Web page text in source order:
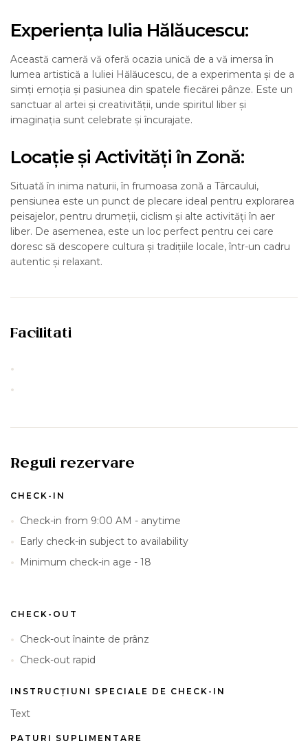
Experiența Iulia Hălăucescu:
Această cameră vă oferă ocazia unică de a vă imersa în
lumea artistică a Iuliei Hălăucescu, de a experimenta și de a
simți emoția și pasiunea din spatele fiecărei pânze. Este un
sanctuar al artei și creativității, unde spiritul liber și
imaginația sunt celebrate și încurajate.
Locație și Activități în Zonă:
Situată în inima naturii, în frumoasa zonă a Târcaului,
pensiunea este un punct de plecare ideal pentru explorarea
peisajelor, pentru drumeții, ciclism și alte activități în aer
liber. De asemenea, este un loc perfect pentru cei care
doresc să descopere cultura și tradițiile locale, într-un cadru
autentic și relaxant.
Facilitati
Reguli rezervare
CHECK-IN
Check-in from 9:00 AM - anytime
Early check-in subject to availability
Minimum check-in age - 18
CHECK-OUT
Check-out înainte de prânz
Check-out rapid
INSTRUCȚIUNI SPECIALE DE CHECK-IN
Text
PATURI SUPLIMENTARE